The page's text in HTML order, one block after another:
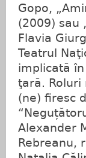
Gopo,
(2009) sau
Flavia
Teatrul
implicată
ţară. Roluri
(ne) firesc
Alexander
Rebreanu,